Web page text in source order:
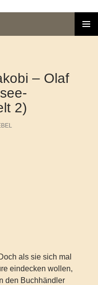
– Olaf
2)
als sie sich mal
eindecken wollen,
den Buchhändler